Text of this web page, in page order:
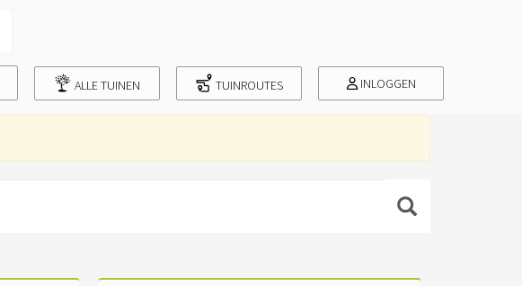
ALLE TUINEN TUINROUTES INLOGGEN